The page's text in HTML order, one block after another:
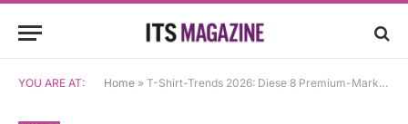
YOU ARE AT: Home » T-Shirt-Trends 2026: Diese 8 Premium-Marken prägen den Look des Jahres